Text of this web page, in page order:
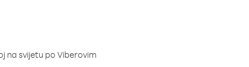
na svijetu po Viberovim